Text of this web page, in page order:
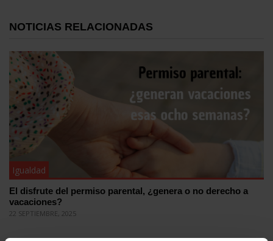
NOTICIAS RELACIONADAS
Igualdad
El disfrute del permiso parental, ¿genera o no derecho a
vacaciones?
22 SEPTIEMBRE, 2025